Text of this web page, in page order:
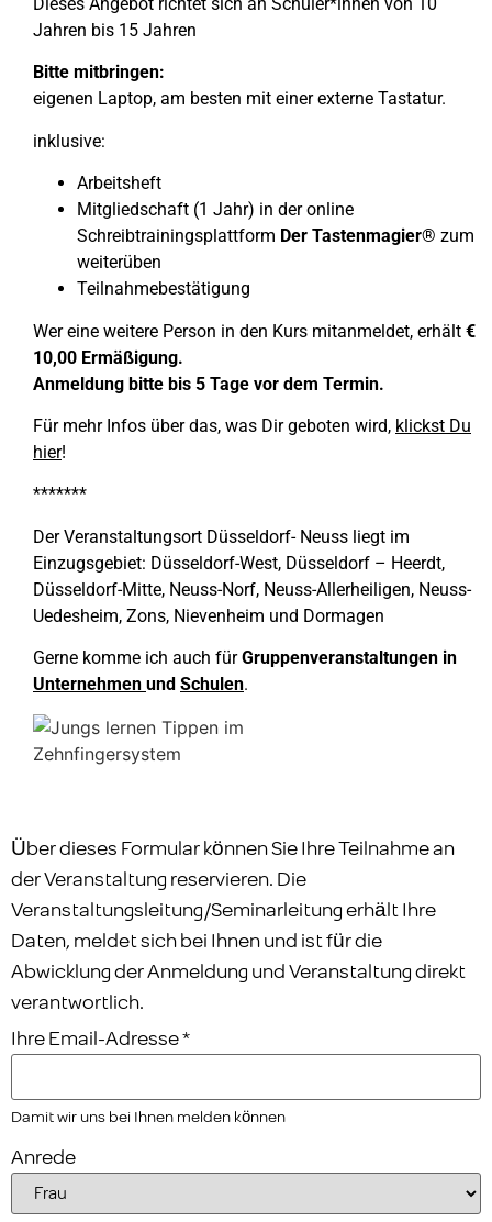
Jahren bis 15 Jahren
Bitte mitbringen:
eigenen Laptop, am besten mit einer externe Tastatur.
inklusive:
Arbeitsheft
Mitgliedschaft (1 Jahr) in der online
Schreibtrainingsplattform Der Tastenmagier® zum
weiterüben
Teilnahmebestätigung
Wer eine weitere Person in den Kurs mitanmeldet, erhält €
10,00 Ermäßigung.
Anmeldung bitte bis 5 Tage vor dem Termin.
Für mehr Infos über das, was Dir geboten wird, klickst Du
hier!
*******
Der Veranstaltungsort Düsseldorf- Neuss liegt im
Einzugsgebiet: Düsseldorf-West, Düsseldorf – Heerdt,
Düsseldorf-Mitte, Neuss-Norf, Neuss-Allerheiligen, Neuss-
Uedesheim, Zons, Nievenheim und Dormagen
Gerne komme ich auch fürGruppenveranstaltungen in
Unternehmen und Schulen.
Über dieses Formular können Sie Ihre Teilnahme an
der Veranstaltung reservieren. Die
Veranstaltungsleitung/Seminarleitung erhält Ihre
Daten, meldet sich bei Ihnen und ist für die
Abwicklung der Anmeldung und Veranstaltung direkt
verantwortlich.
Ihre Email-Adresse*
Damit wir uns bei Ihnen melden können
Anrede